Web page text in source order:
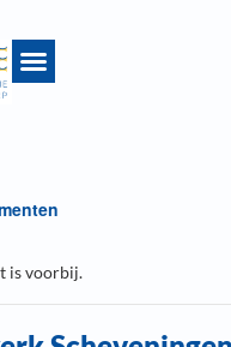
is voorbij.